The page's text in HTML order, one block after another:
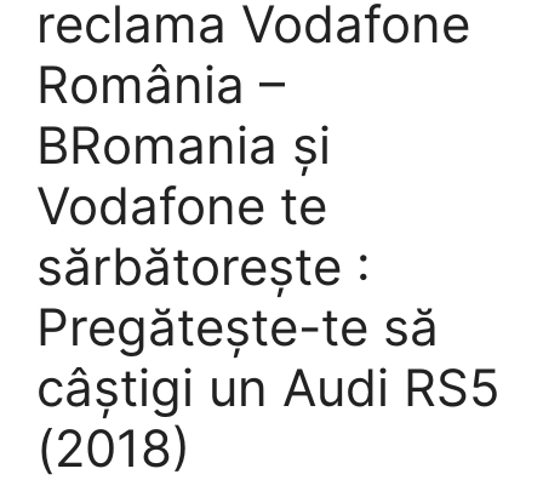
reclama Vodafone
România –
BRomania și
Vodafone te
sărbătorește :
Pregătește-te să
câștigi un Audi RS5
(2018)